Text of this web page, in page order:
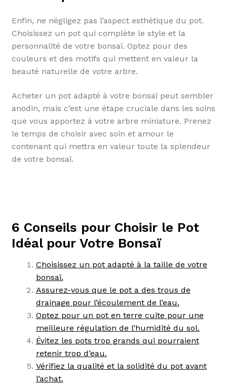
Enfin, ne négligez pas l’aspect esthétique du pot.
Choisissez un pot qui complète le style et la
personnalité de votre bonsaï. Optez pour des
couleurs et des motifs qui mettent en valeur la
beauté naturelle de votre arbre.
Acheter un pot adapté à votre bonsaï peut sembler
anodin, mais c’est une étape cruciale dans les soins
que vous apportez à votre arbre miniature. Prenez
le temps de choisir avec soin et amour le
contenant qui mettra en valeur toute la splendeur
de votre bonsaï.
6 Conseils pour Choisir le Pot
Idéal pour Votre Bonsaï
Choisissez un pot adapté à la taille de votre
bonsaï.
Assurez-vous que le pot a des trous de
drainage pour l’écoulement de l’eau.
Optez pour un pot en terre cuite pour une
meilleure régulation de l’humidité du sol.
Évitez les pots trop grands qui pourraient
retenir trop d’eau.
Vérifiez la qualité et la solidité du pot avant
l’achat.